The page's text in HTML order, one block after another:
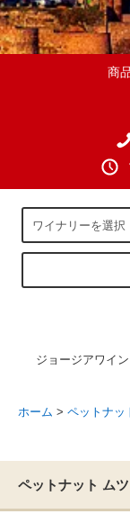
商
ジョージアワイン
ホーム > ペットナッ
ペットナット ム